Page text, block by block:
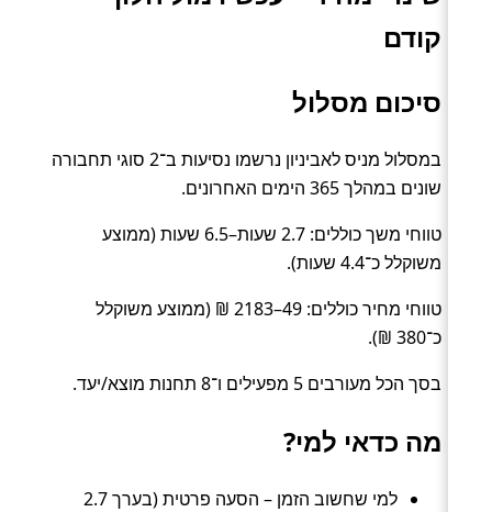
קודם
סיכום מסלול
במסלול מניס לאביניון נרשמו נסיעות ב־2 סוגי תחבורה
שונים במהלך 365 הימים האחרונים.
טווחי משך כוללים: 2.7 שעות–6.5 שעות (ממוצע
משוקלל כ־4.4 שעות).
טווחי מחיר כוללים: 49–2183 ₪ (ממוצע משוקלל
כ־380 ₪).
בסך הכל מעורבים 5 מפעילים ו־8 תחנות מוצא/יעד.
מה כדאי למי?
למי שחשוב הזמן – הסעה פרטית (בערך 2.7